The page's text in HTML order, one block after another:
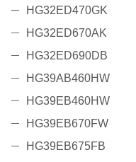
HG32ED470GK
HG32ED670AK
HG32ED690DB
HG39AB460HW
HG39EB460HW
HG39EB670FW
HG39EB675FB